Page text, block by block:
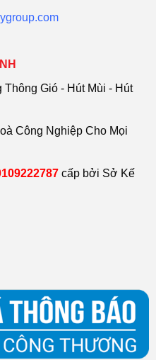
Gió - Hút Mùi - Hút
Công Nghiệp Cho Mọi
cấp bởi Sở Kế